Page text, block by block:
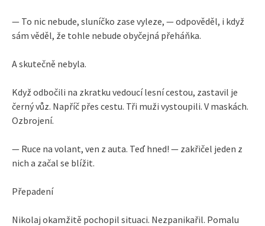
— To nic nebude, sluníčko zase vyleze, — odpověděl, i když
sám věděl, že tohle nebude obyčejná přeháňka.
A skutečně nebyla.
Když odbočili na zkratku vedoucí lesní cestou, zastavil je
černý vůz. Napříč přes cestu. Tři muži vystoupili. V maskách.
Ozbrojení.
— Ruce na volant, ven z auta. Teď hned! — zakřičel jeden z
nich a začal se blížit.
Přepadení
Nikolaj okamžitě pochopil situaci. Nezpanikařil. Pomalu